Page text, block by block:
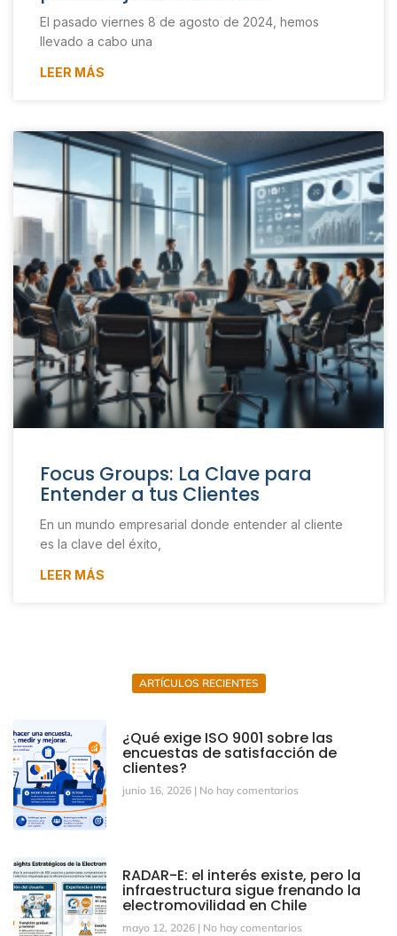
El pasado viernes 8 de agosto de 2024, hemos
llevado a cabo una
LEER MÁS
Focus Groups: La Clave para
Entender a tus Clientes
En un mundo empresarial donde entender al cliente
es la clave del éxito,
LEER MÁS
ARTÍCULOS RECIENTES
¿Qué exige ISO 9001 sobre las
encuestas de satisfacción de
clientes?
junio 16, 2026 No hay comentarios
RADAR-E: el interés existe, pero la
infraestructura sigue frenando la
electromovilidad en Chile
mayo 12, 2026 No hay comentarios